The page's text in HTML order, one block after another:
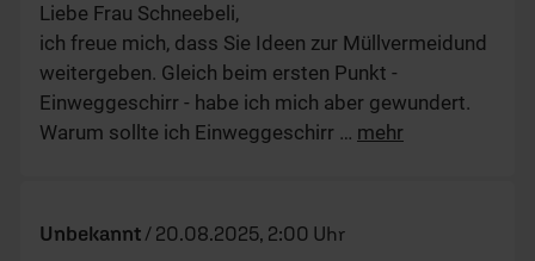
Liebe Frau Schneebeli,
ich freue mich, dass Sie Ideen zur Müllvermeidund
weitergeben. Gleich beim ersten Punkt -
Einweggeschirr - habe ich mich aber gewundert.
Warum sollte ich Einweggeschirr … mehr
Unbekannt / 20.08.2025, 2:00 Uhr